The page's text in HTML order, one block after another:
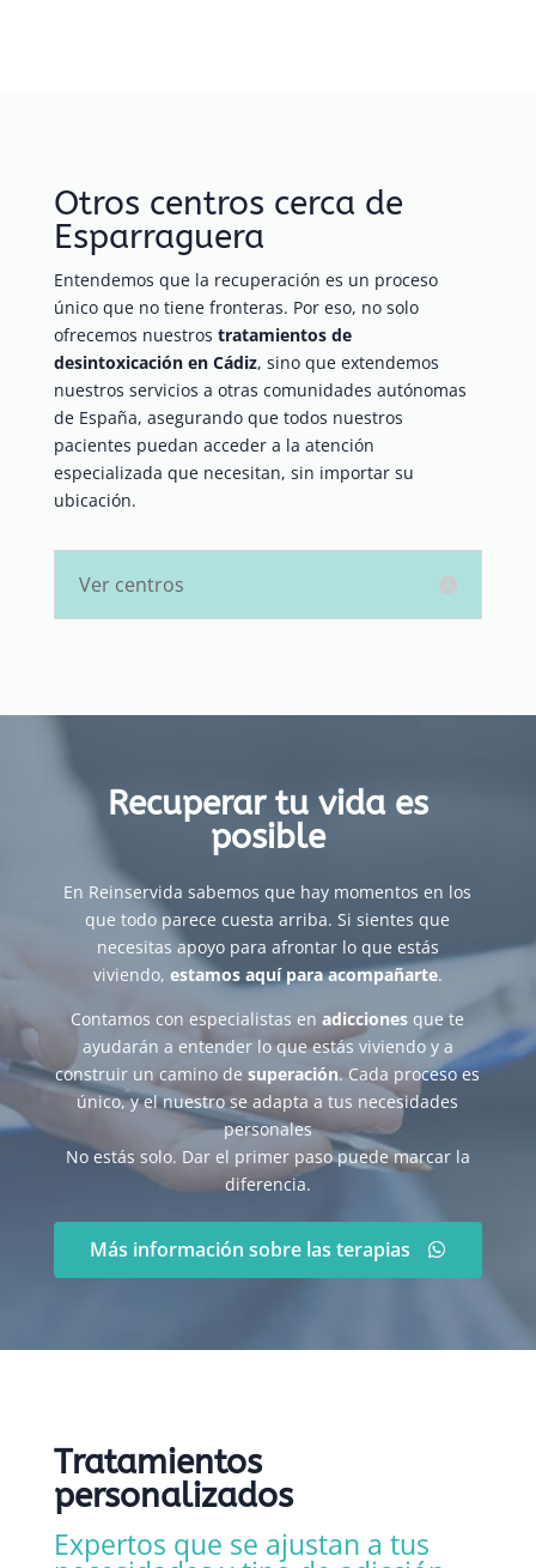
Otros centros cerca de
Esparraguera
Entendemos que la recuperación es un proceso
único que no tiene fronteras. Por eso, no solo
ofrecemos nuestros tratamientos de
desintoxicación en Cádiz, sino que extendemos
nuestros servicios a otras comunidades autónomas
de España, asegurando que todos nuestros
pacientes puedan acceder a la atención
especializada que necesitan, sin importar su
ubicación.
Ver centros
Recuperar tu vida es
posible
En Reinservida sabemos que hay momentos en los
que todo parece cuesta arriba. Si sientes que
necesitas apoyo para afrontar lo que estás
viviendo, estamos aquí para acompañarte.
Contamos con especialistas enadicciones que te
ayudarán a entender lo que estás viviendo y a
construir un camino desuperación. Cada proceso es
único, y el nuestro se adapta a tus necesidades
personales
No estás solo. Dar el primer paso puede marcar la
diferencia.
Más información sobre las terapias
Tratamientos
personalizados
Expertos que se ajustan a tus